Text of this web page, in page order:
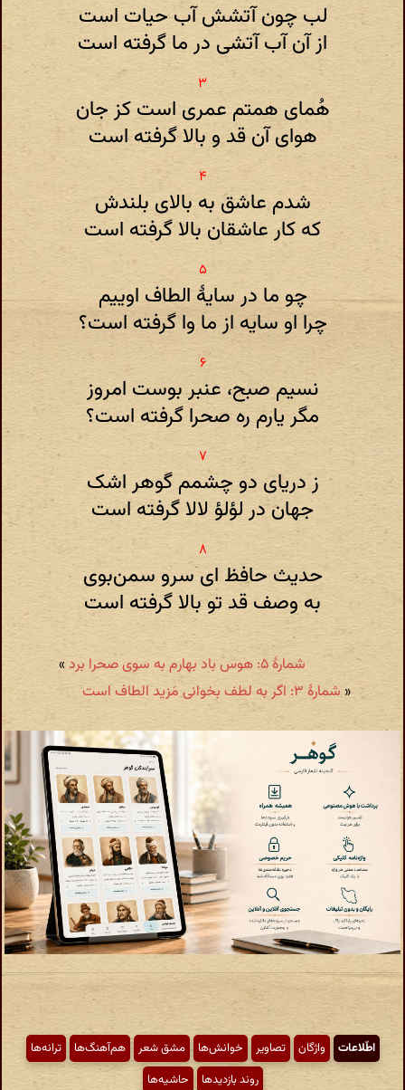
لب چون آتشش آب حیات است
از آن آب آتشی در ما گرفته است
هُمای همتم عمری است کز جان
هوای آن قد و بالا گرفته است
شدم عاشق به بالای بلندش
که کار عاشقان بالا گرفته است
چو ما در سایهٔ الطاف اوییم
چرا او سایه از ما وا گرفته است؟
نسیم صبح، عنبر بوست امروز
مگر یارم ره صحرا گرفته است؟
ز دریای دو چشمم گوهر اشک
جهان در لؤلؤ لالا گرفته است
حدیث حافظ ای سرو سمن‌بوی
به وصف قد تو بالا گرفته است
شمارهٔ ۵: هوس باد بهارم به سوی صحرا برد
»
« شمارهٔ ۳: اگر به لطف بخوانی مَزید الطاف است
اطّلاعات واژگان تصاویر خوانش‌ها مشق شعر هم‌آهنگ‌ها
ترانه‌ها
روند بازدیدها
حاشیه‌ها